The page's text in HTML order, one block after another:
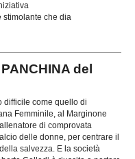
stimolante che dia
del
difficile come quello di
Femminile, al Marginone
di comprovata
delle donne, per centrare il
salvezza. E la società